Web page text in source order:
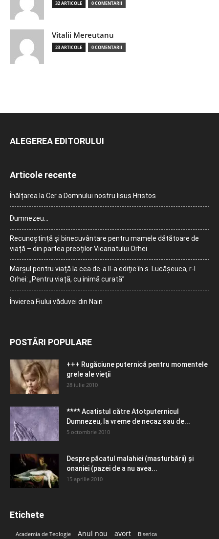
32 ARTICOLE 0 COMENTARII
Vitalii Mereutanu
23 ARTICOLE 0 COMENTARII
ALEGEREA EDITORULUI
Articole recente
Înălțarea la Cer a Domnului nostru Iisus Hristos
Dumnezeu…
Recunoștință și binecuvântare pentru mamele dătătoare de
viață – din partea preoților Vicariatului Orhei
Marșul pentru viață la cea de-a II-a ediție în s. Lucășeuca, r-l
Orhei: „Pentru viață, cu inimă curată”
Învierea Fiului văduvei din Nain
POSTĂRI POPULARE
+++ Rugăciune puternică pentru momentele
grele ale vieţii
28 iulie 2010
**** Acatistul către Atotputernicul
Dumnezeu, la vreme de necaz sau de...
5 octombrie 2010
Despre păcatul malahiei (masturbării) şi
onaniei (pazei de a nu avea...
15 aprilie 2010
Etichete
Academia de Teologie Anul nou avort Biserica